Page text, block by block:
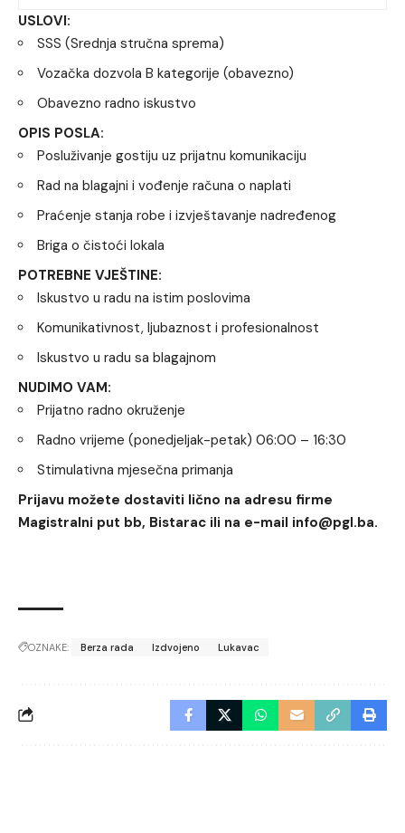
USLOVI:
SSS (Srednja stručna sprema)
Vozačka dozvola B kategorije (obavezno)
Obavezno radno iskustvo
OPIS POSLA:
Posluživanje gostiju uz prijatnu komunikaciju
Rad na blagajni i vođenje računa o naplati
Praćenje stanja robe i izvještavanje nadređenog
Briga o čistoći lokala
POTREBNE VJEŠTINE:
Iskustvo u radu na istim poslovima
Komunikativnost, ljubaznost i profesionalnost
Iskustvo u radu sa blagajnom
NUDIMO VAM:
Prijatno radno okruženje
Radno vrijeme (ponedjeljak-petak) 06:00 – 16:30
Stimulativna mjesečna primanja
Prijavu možete dostaviti lično na adresu firme
Magistralni put bb, Bistarac ili na e-mail info@pgl.ba.
OZNAKE: Berza rada Izdvojeno Lukavac